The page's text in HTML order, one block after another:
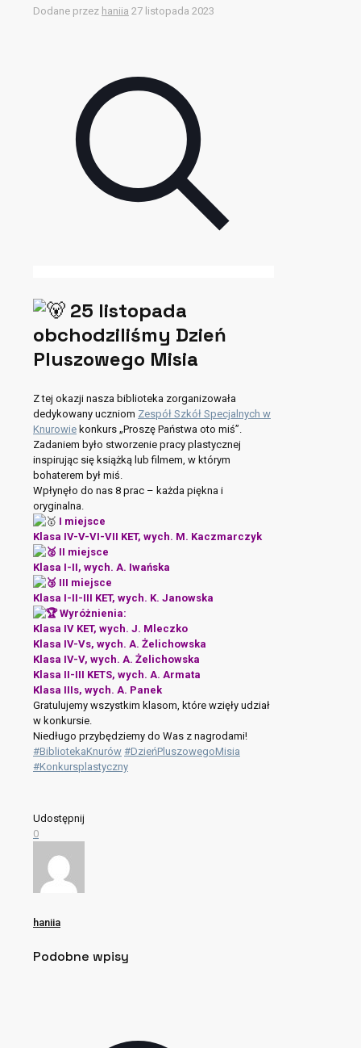
Dodane przez haniia 27 listopada 2023
25 listopada
obchodziliśmy Dzień
Pluszowego Misia
Z tej okazji nasza biblioteka zorganizowała
dedykowany uczniom Zespół Szkół Specjalnych w
Knurowie konkurs „Proszę Państwa oto miś”.
Zadaniem było stworzenie pracy plastycznej
inspirując się książką lub filmem, w którym
bohaterem był miś.
Wpłynęło do nas 8 prac – każda piękna i
oryginalna.
I miejsce
Klasa IV-V-VI-VII KET, wych. M. Kaczmarczyk
II miejsce
Klasa I-II, wych. A. Iwańska
III miejsce
Klasa I-II-III KET, wych. K. Janowska
Wyróżnienia:
Klasa IV KET, wych. J. Mleczko
Klasa IV-Vs, wych. A. Żelichowska
Klasa IV-V, wych. A. Żelichowska
Klasa II-III KETS, wych. A. Armata
Klasa IIIs, wych. A. Panek
Gratulujemy wszystkim klasom, które wzięły udział
w konkursie.
Niedługo przybędziemy do Was z nagrodami!
#BibliotekaKnurów #DzieńPluszowegoMisia
#Konkursplastyczny
Udostępnij
0
haniia
Podobne wpisy